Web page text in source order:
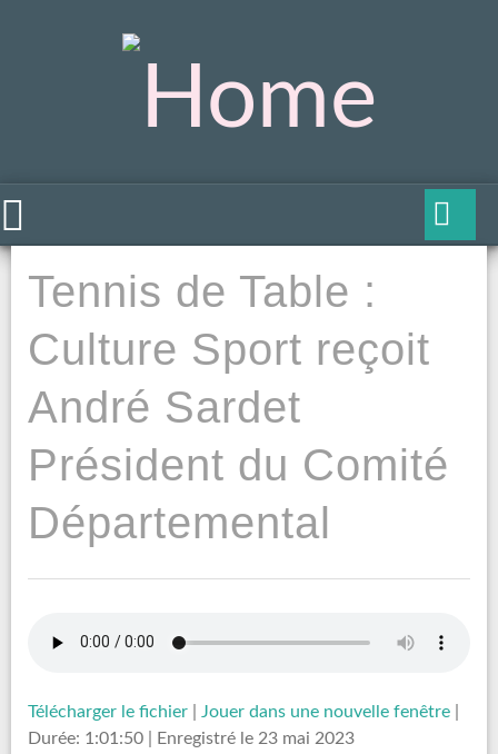
Tennis de Table :
Culture Sport reçoit
André Sardet
Président du Comité
Départemental
Télécharger le fichier Jouer dans une nouvelle fenêtre
Durée: 1:01:50
Enregistré le 23 mai 2023